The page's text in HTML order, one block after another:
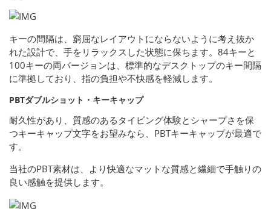
キーの間隔は、窮屈なレイアウトにならないように考え抜か
れた設計で、手をリラックスした状態に保ちます。84キーと
100キーの両バージョンは、標準的なデスクトップのキー間隔
に準拠しており、指の負担や不快感を軽減します。
PBTダブルショット・キーキャップ
耐久性があり、質感のあるタイピング体験とシャープさを保
つキーキャップ文字をお望みなら、PBTキーキャップが最適で
す。
当社のPBT素材は、より快適なマットな質感と繊細で手触りの
良い感触を提供します。